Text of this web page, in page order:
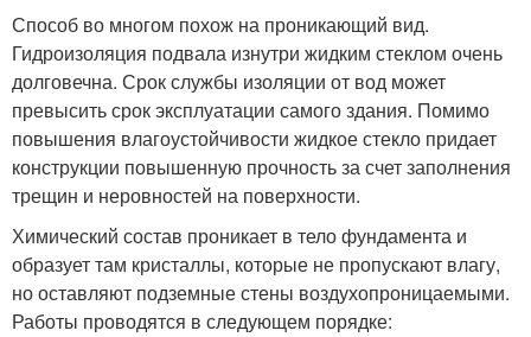
Способ во многом похож на проникающий вид.
Гидроизоляция подвала изнутри жидким стеклом очень
долговечна. Срок службы изоляции от вод может
превысить срок эксплуатации самого здания. Помимо
повышения влагоустойчивости жидкое стекло придает
конструкции повышенную прочность за счет заполнения
трещин и неровностей на поверхности.
Химический состав проникает в тело фундамента и
образует там кристаллы, которые не пропускают влагу,
но оставляют подземные стены воздухопроницаемыми.
Работы проводятся в следующем порядке: